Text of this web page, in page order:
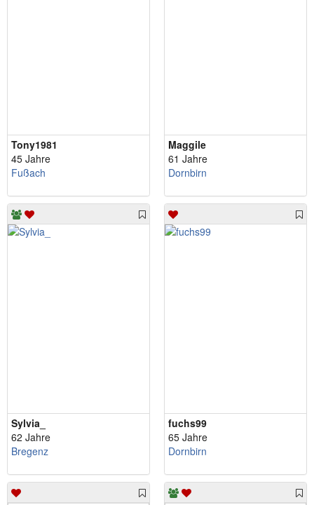
Tony1981
45 Jahre
Fußach
Maggile
61 Jahre
Dornbirn
Sylvia_
62 Jahre
Bregenz
fuchs99
65 Jahre
Dornbirn